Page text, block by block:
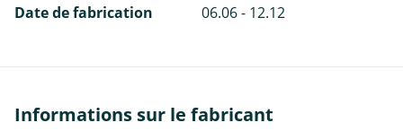
Date de fabrication
06.06 - 12.12
Informations sur le fabricant